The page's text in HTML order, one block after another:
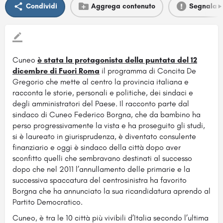
Condividi Aggrega contenuto Segnala
Cuneo è stata la protagonista della puntata del 12
dicembre di Fuori Roma il programma di Concita De
Gregorio che mette al centro la provincia italiana e
racconta le storie, personali e politiche, dei sindaci e
degli amministratori del Paese. Il racconto parte dal
sindaco di Cuneo Federico Borgna, che da bambino ha
perso progressivamente la vista e ha proseguito gli studi,
si è laureato in giurisprudenza, è diventato consulente
finanziario e oggi è sindaco della città dopo aver
sconfitto quelli che sembravano destinati al successo
dopo che nel 2011 l’annullamento delle primarie e la
successiva spaccatura del centrosinistra ha favorito
Borgna che ha annunciato la sua ricandidatura aprendo al
Partito Democratico.
Cuneo, è tra le 10 città più vivibili d’Italia secondo l’ultima